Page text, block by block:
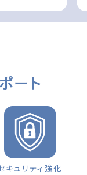
23歳）
イト
ート
キュリティ強化